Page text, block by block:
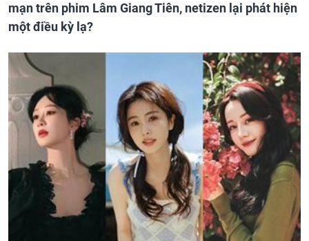
mạn trên phim Lâm Giang Tiên, netizen lại phát hiện
một điều kỳ lạ?